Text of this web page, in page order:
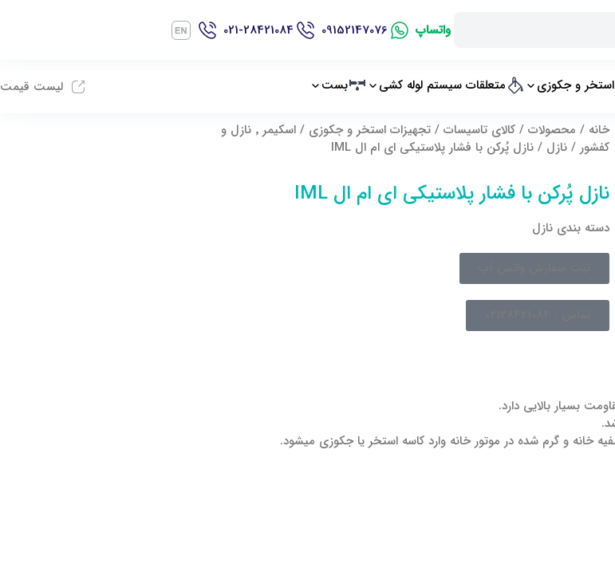
واتساپ 021-28421084 09152147076
استخر و جکوزی متعلقات سیستم لوله کشی بست لیست قیمت
خانه / محصولات / کالای تاسیسات / تجهیزات استخر و جکوزی /
اسکیمر ٬ نازل و
کفشور / نازل / نازل پُرکن با فشار پلاستیکی ای ام ال IML
نازل پُرکن با فشار پلاستیکی ای ام ال IML
دسته بندی نازل